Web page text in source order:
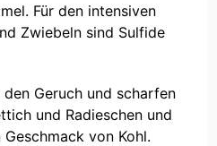
Für den intensiven
Zwiebeln sind Sulfide
Geruch und scharfen
und Radieschen und
von Kohl.